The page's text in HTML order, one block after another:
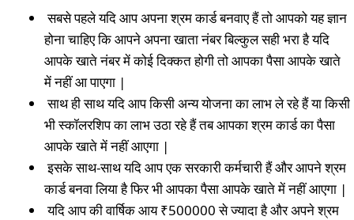
सबसे पहले यदि आप अपना श्रम कार्ड बनवाए हैं तो आपको यह ज्ञान
होना चाहिए कि आपने अपना खाता नंबर बिल्कुल सही भरा है यदि
आपके खाते नंबर में कोई दिक्कत होगी तो आपका पैसा आपके खाते
में नहीं आ पाएगा |
साथ ही साथ यदि आप किसी अन्य योजना का लाभ ले रहे हैं या किसी
भी स्कॉलरशिप का लाभ उठा रहे हैं तब आपका श्रम कार्ड का पैसा
आपके खाते में नहीं आएगा |
इसके साथ-साथ यदि आप एक सरकारी कर्मचारी हैं और आपने श्रम
कार्ड बनवा लिया है फिर भी आपका पैसा आपके खाते में नहीं आएगा |
यदि आप की वार्षिक आय ₹500000 से ज्यादा है और अपने श्रम